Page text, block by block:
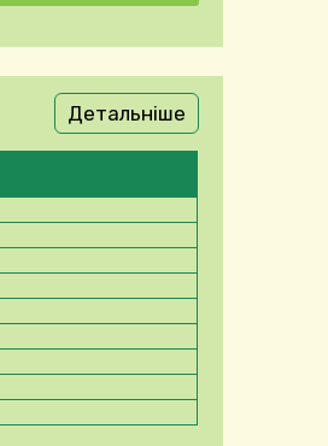
Детальніше